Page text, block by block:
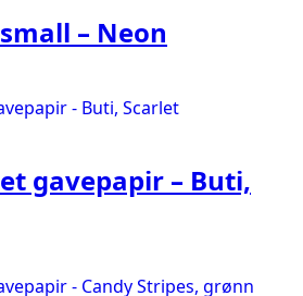
– Neon
gavepapir – Buti,